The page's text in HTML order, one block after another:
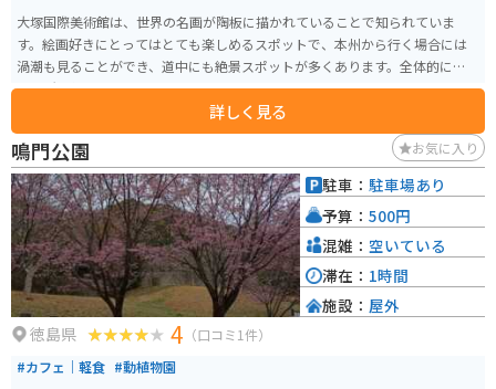
大塚国際美術館は、世界の名画が陶板に描かれていることで知られていま
す。絵画好きにとってはとても楽しめるスポットで、本州から行く場合には
渦潮も見ることができ、道中にも絶景スポットが多くあります。全体的に綺麗
な場所に位置しています。
詳しく見る
鳴門公園 お気に入り
徳島県 4 （口コミ1件）
#カフェ｜軽食 #動植物園
駐車： 駐車場あり
予算： 500円
混雑： 空いている
滞在： 1時間
施設： 屋外